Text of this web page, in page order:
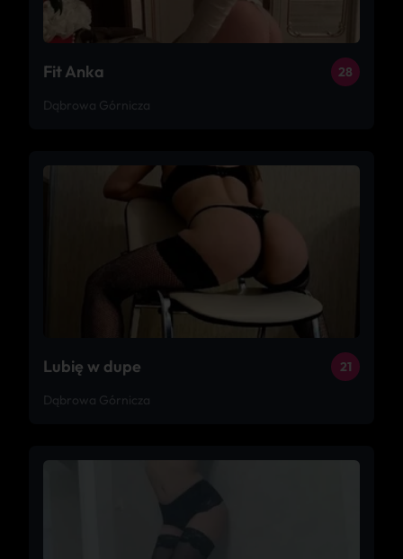
Fit Anka 28
Dąbrowa Górnicza
Lubię w dupe 21
Dąbrowa Górnicza